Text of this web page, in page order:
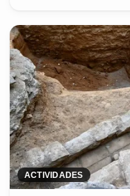
ACTIVIDADES